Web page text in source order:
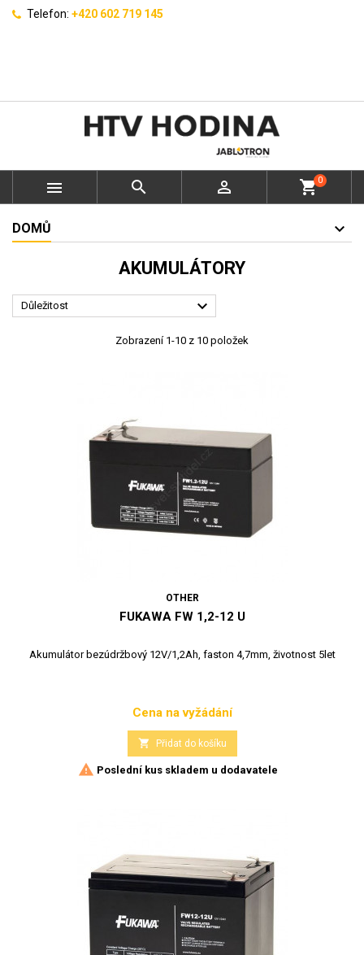
Telefon: +420 602 719 145
   shopping_cart0
DOMŮ
AKUMULÁTORY
Důležitost 
Zobrazení 1-10 z 10 položek
OTHER
FUKAWA FW 1,2-12 U
Akumulátor bezúdržbový 12V/1,2Ah, faston 4,7mm, životnost 5let
Cena
Cena na vyžádání
 Přidat do košíku
 Poslední kus skladem u dodavatele